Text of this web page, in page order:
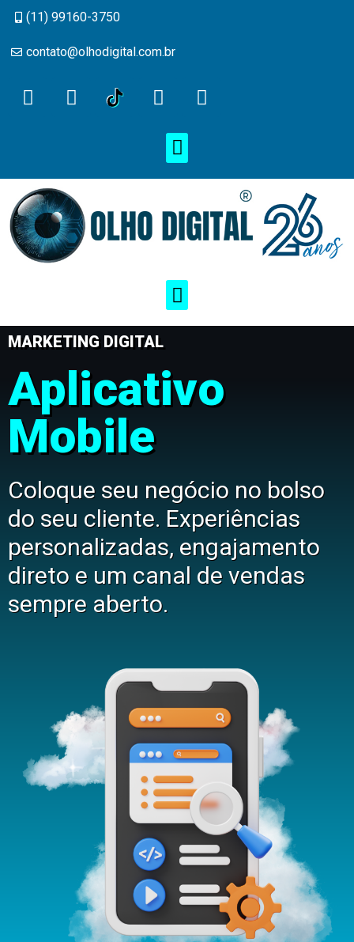
(11) 99160-3750
contato@olhodigital.com.br
MARKETING DIGITAL
Aplicativo
Mobile
Coloque seu negócio no bolso
do seu cliente. Experiências
personalizadas, engajamento
direto e um canal de vendas
sempre aberto.